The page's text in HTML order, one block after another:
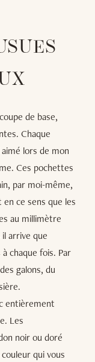
de base,
Chaque
lors de mon
Ces pochettes
par moi-même,
ce sens que les
au millimètre
arrive que
chaque fois. Par
galons, du
entièrement
Les
noir ou doré
qui vous